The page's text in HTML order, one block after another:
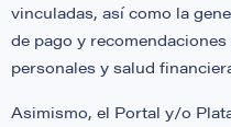
vinculadas, así como la
de pago y
personales y salud
Asimismo, el Portal y/o